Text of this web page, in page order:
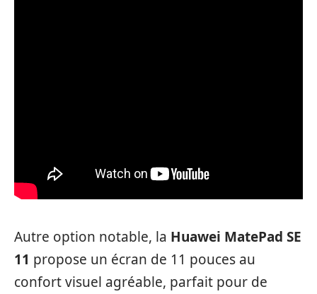
Autre option notable, la Huawei MatePad SE
11 propose un écran de 11 pouces au
confort visuel agréable, parfait pour de